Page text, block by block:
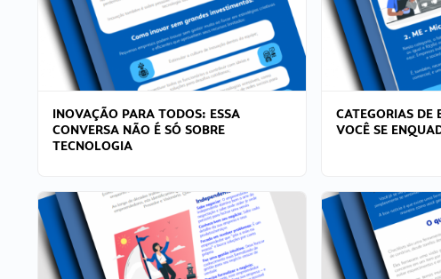
INOVAÇÃO PARA TODOS: ESSA
CONVERSA NÃO É SÓ SOBRE
TECNOLOGIA
CATEGORIAS DE
VOCÊ SE